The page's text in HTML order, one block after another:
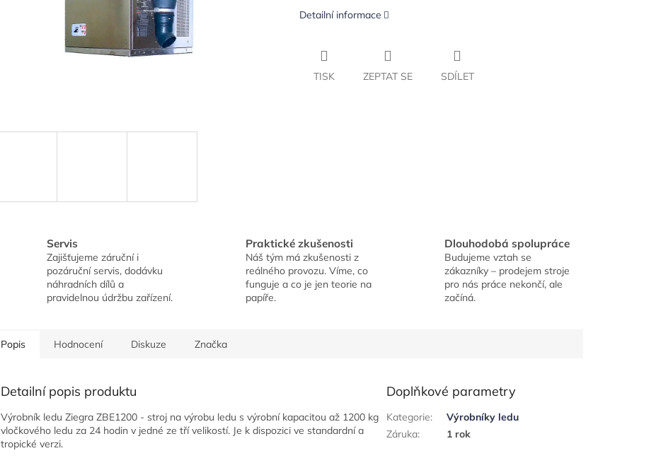
Detailní informace
TISK ZEPTAT SE SDÍLET
Servis
Zajišťujeme záruční i
pozáruční servis, dodávku
náhradních dílů a
pravidelnou údržbu zařízení.
Praktické zkušenosti
Náš tým má zkušenosti z
reálného provozu. Víme, co
funguje a co je jen teorie na
papíře.
Dlouhodobá spolupráce
Budujeme vztah se
zákazníky – prodejem stroje
pro nás práce nekončí, ale
začíná.
Popis Hodnocení Diskuze Značka
Detailní popis produktu
Výrobník ledu Ziegra ZBE1200 - stroj na výrobu ledu s výrobní kapacitou až 1200 kg
vločkového ledu za 24 hodin v jedné ze tří velikostí. Je k dispozici ve standardní a
tropické verzi.
Doplňkové parametry
Kategorie:
Výrobníky ledu
Záruka: 1 rok